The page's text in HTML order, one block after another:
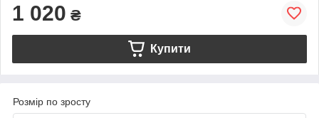
1 020 ₴
Купити
Розмір по зросту